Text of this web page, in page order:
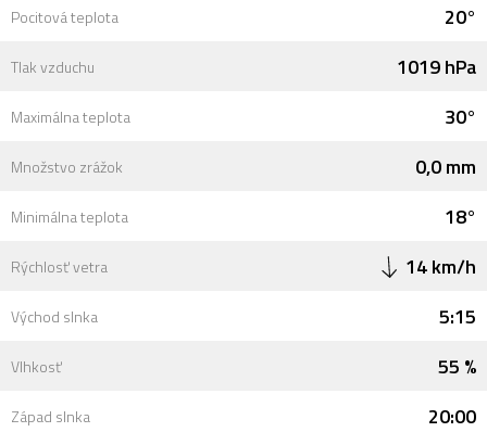
Pocitová teplota 20°
Tlak vzduchu 1019 hPa
Maximálna teplota 30°
Množstvo zrážok 0,0 mm
Minimálna teplota 18°
Rýchlosť vetra 14 km/h
Východ slnka 5:15
Vlhkosť 55 %
Západ slnka 20:00